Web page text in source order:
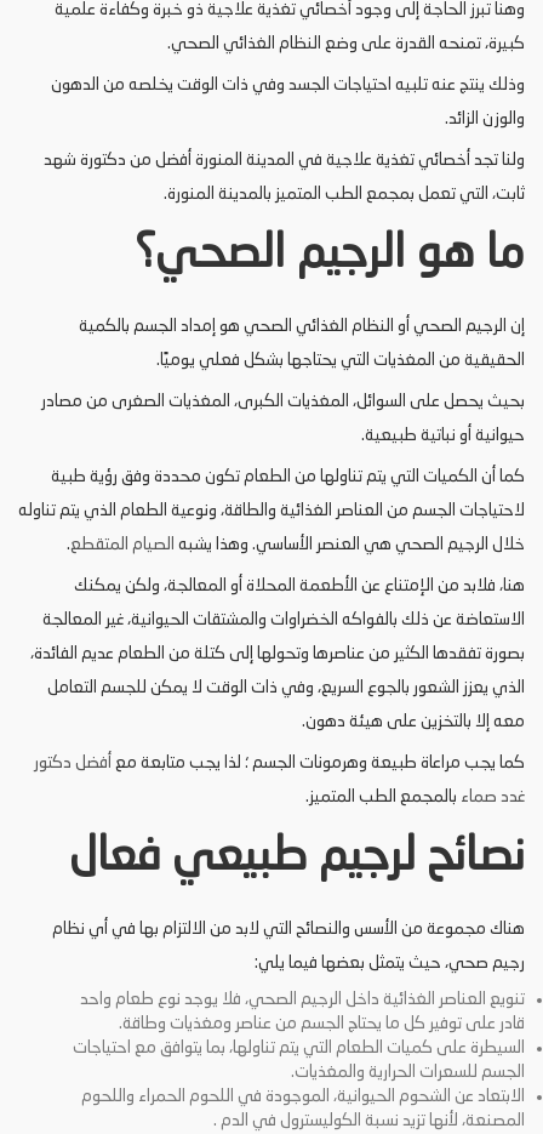
وهنا تبرز الحاجة إلى وجود أخصائي تغذية علاجية ذو خبرة وكفاءة علمية
كبيرة، تمنحه القدرة على وضع النظام الغذائي الصحي.
وذلك ينتج عنه تلبيه احتياجات الجسد وفي ذات الوقت يخلصه من الدهون
والوزن الزائد.
ولنا تجد أخصائي تغذية علاجية في المدينة المنورة أفضل من دكتورة شهد
ثابت، التي تعمل بمجمع الطب المتميز بالمدينة المنورة.
ما هو الرجيم الصحي؟
إن الرجيم الصحي أو النظام الغذائي الصحي هو إمداد الجسم بالكمية
الحقيقية من المغذيات التي يحتاجها بشكل فعلي يوميًا.
بحيث يحصل على السوائل، المغذيات الكبرى، المغذيات الصغرى من مصادر
حيوانية أو نباتية طبيعية.
كما أن الكميات التي يتم تناولها من الطعام تكون محددة وفق رؤية طبية
لاحتياجات الجسم من العناصر الغذائية والطاقة، ونوعية الطعام الذي يتم تناوله
خلال الرجيم الصحي هي العنصر الأساسي. وهذا يشبه الصيام المتقطع.
هنا، فلابد من الإمتناع عن الأطعمة المحلاة أو المعالجة، ولكن يمكنك
الاستعاضة عن ذلك بالفواكه الخضراوات والمشتقات الحيوانية، غير المعالجة
بصورة تفقدها الكثير من عناصرها وتحولها إلى كتلة من الطعام عديم الفائدة،
الذي يعزز الشعور بالجوع السريع، وفي ذات الوقت لا يمكن للجسم التعامل
معه إلا بالتخزين على هيئة دهون.
كما يجب مراعاة طبيعة وهرمونات الجسم ؛ لذا يجب متابعة مع أفضل دكتور
غدد صماء بالمجمع الطب المتميز.
نصائح لرجيم طبيعي فعال
هناك مجموعة من الأسس والنصائح التي لابد من الالتزام بها في أي نظام
رجيم صحي، حيث يتمثل بعضها فيما يلي:
تنويع العناصر الغذائية داخل الرجيم الصحي، فلا يوجد نوع طعام واحد
قادر على توفير كل ما يحتاج الجسم من عناصر ومغذيات وطاقة.
السيطرة على كميات الطعام التي يتم تناولها، بما يتوافق مع احتياجات
الجسم للسعرات الحرارية والمغذيات.
الابتعاد عن الشحوم الحيوانية، الموجودة في اللحوم الحمراء واللحوم
المصنعة، لأنها تزيد نسبة الكوليسترول في الدم .